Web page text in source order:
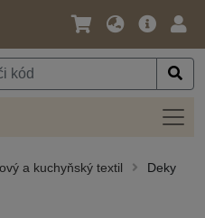
Jazyk
Měna
Hlavní
a kuchyňský textil Deky